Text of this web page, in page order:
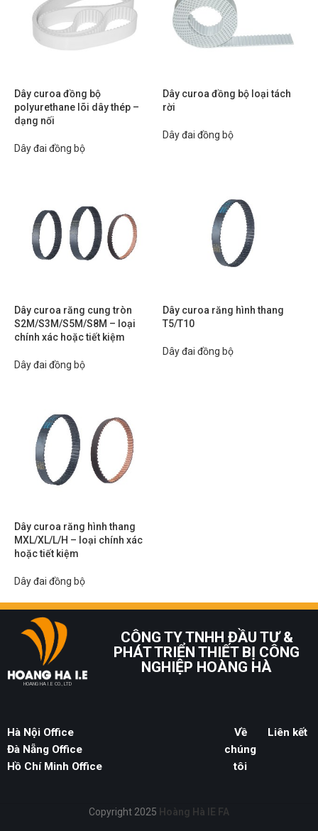
Dây curoa đồng bộ
polyurethane lõi dây thép –
dạng nối
Dây đai đồng bộ
Dây curoa đồng bộ loại tách
rời
Dây đai đồng bộ
Dây curoa răng cung tròn
S2M/S3M/S5M/S8M – loại
chính xác hoặc tiết kiệm
Dây đai đồng bộ
Dây curoa răng hình thang
T5/T10
Dây đai đồng bộ
Dây curoa răng hình thang
MXL/XL/L/H – loại chính xác
hoặc tiết kiệm
Dây đai đồng bộ
HOANG HA I.E CO., LTD
CÔNG TY TNHH ĐẦU TƯ &
PHÁT TRIỂN THIẾT BỊ CÔNG
NGHIỆP HOÀNG HÀ
Hà Nội Office
Đà Nẵng Office
Hồ Chí Minh Office
Về
chúng
tôi
Liên kết
Copyright 2025 Hoàng Hà IE FA